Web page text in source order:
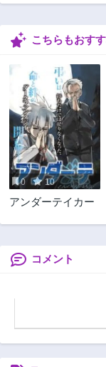
こちらもおす
0 10
アンダーテイカー
コメント